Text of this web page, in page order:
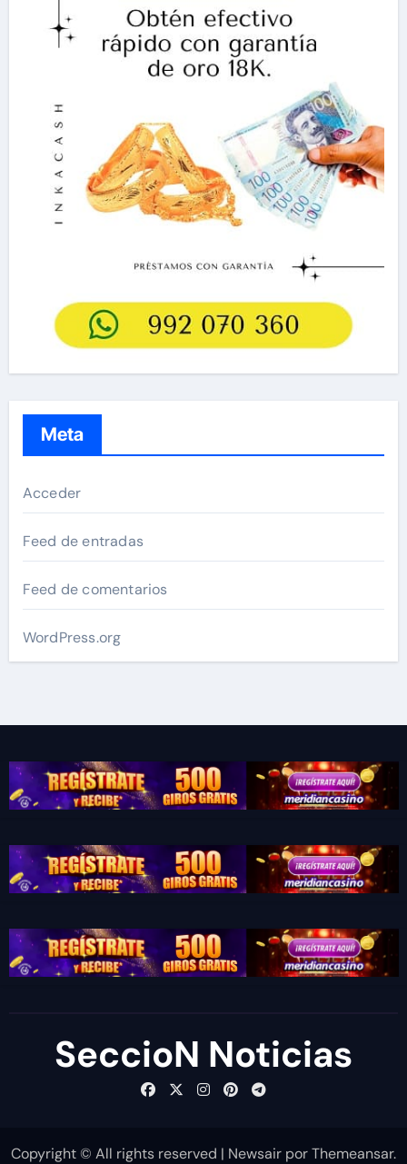
Meta
Acceder
Feed de entradas
Feed de comentarios
WordPress.org
SeccioN Noticias
Copyright © All rights reserved | Newsair porThemeansar.